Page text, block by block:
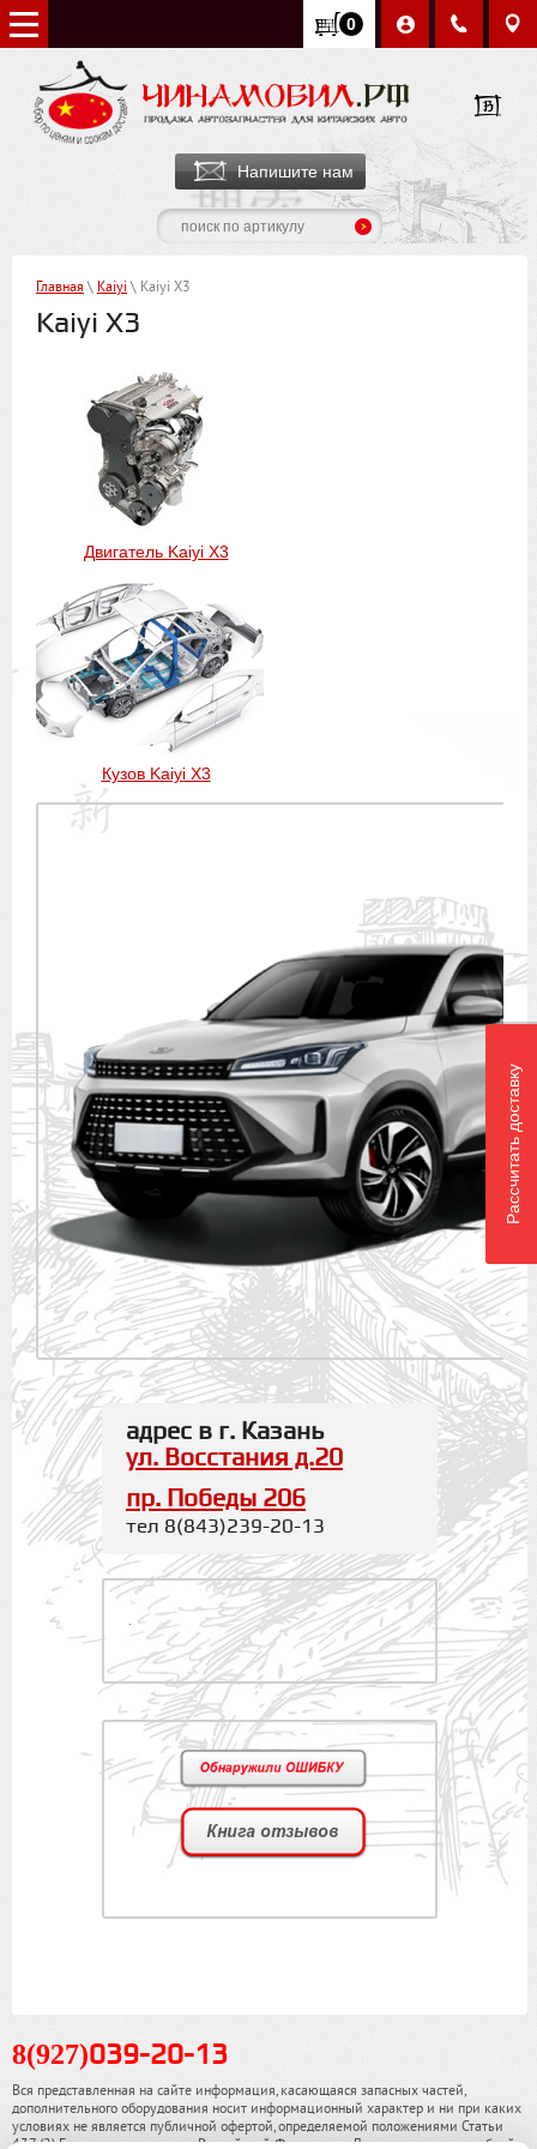
0
Напишите нам
Главная \ Kaiyi \ Kaiyi X3
Kaiyi X3
Двигатель Kaiyi X3
Кузов Kaiyi X3
адрес в г. Казань
ул. Восстания д.20
пр. Победы 206
тел 8(843)239-20-13
.
8(927)039-20-13
Вся представленная на сайте информация, касающаяся запасных частей,
дополнительного оборудования носит информационный характер и ни при каких
условиях не является публичной офертой, определяемой положениями Статьи
Рассчитать доставку